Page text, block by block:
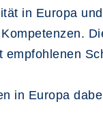
in Europa
in Europa